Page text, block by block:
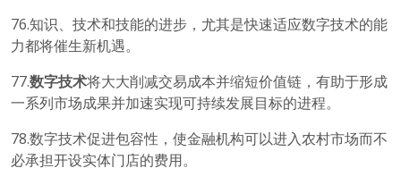
76.知识、技术和技能的进步，尤其是快速适应数字技术的能
力都将催生新机遇。
77.数字技术将大大削减交易成本并缩短价值链，有助于形成
一系列市场成果并加速实现可持续发展目标的进程。
78.数字技术促进包容性，使金融机构可以进入农村市场而不
必承担开设实体门店的费用。